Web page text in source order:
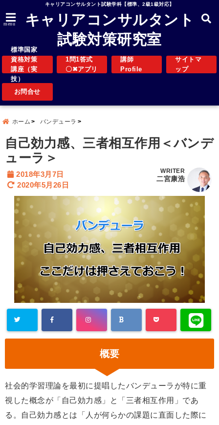
キャリアコンサルタント試験学科【標準、2級1級対応】
menu
キャリアコンサルタント
試験対策研究室
標準国家
資格対策
講座（実
技）
1問1答式
〇✖アプリ
講師
Profile
サイトマ
ップ
お問合せ
ホーム バンデューラ
自己効力感、三者相互作用＜バンデ
ューラ＞
2018年3月7日
2020年5月26日
WRITER
二宮康浩
概要
社会的学習理論を最初に提唱したバンデューラが特に重
視した概念が「自己効力感」と「三者相互作用」であ
る。自己効力感とは「人が何らかの課題に直面した際に